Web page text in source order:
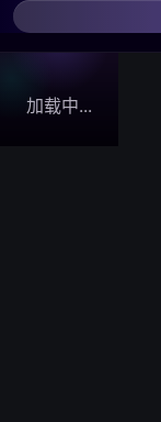
加载中...